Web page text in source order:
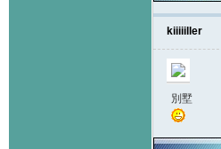
kiiiiiller
別墅